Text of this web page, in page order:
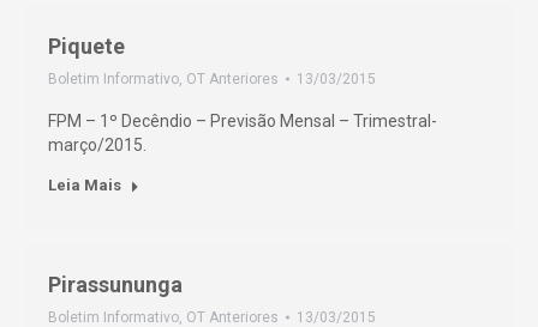
Piquete
Boletim Informativo, OT Anteriores 13/03/2015
FPM – 1º Decêndio – Previsão Mensal – Trimestral-
março/2015.
Leia Mais
Pirassununga
Boletim Informativo, OT Anteriores 13/03/2015